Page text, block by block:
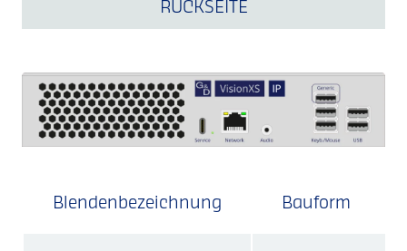
RÜCKSEITE
Blendenbezeichnung Bauform